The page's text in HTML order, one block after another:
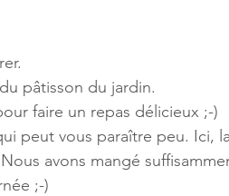
pâtisson du jardin.
faire un repas délicieux ;-)
peut vous paraître peu. Ici,
avons mangé
;-)